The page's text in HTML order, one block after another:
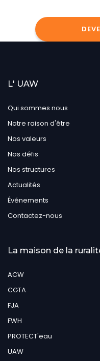
L' UAW
Qui sommes nous
Notre raison d'être
Nos valeurs
Nos défis
Nos structures
Actualités
Événements
Contactez-nous
La maison de la
ACW
CGTA
FJA
FWH
PROTECT'eau
UAW